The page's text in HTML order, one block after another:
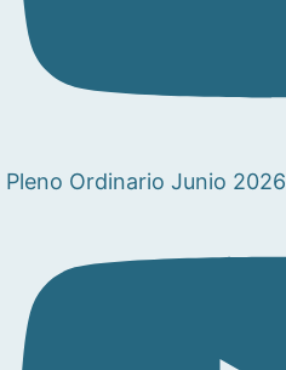
Pleno Ordinario Junio 2026